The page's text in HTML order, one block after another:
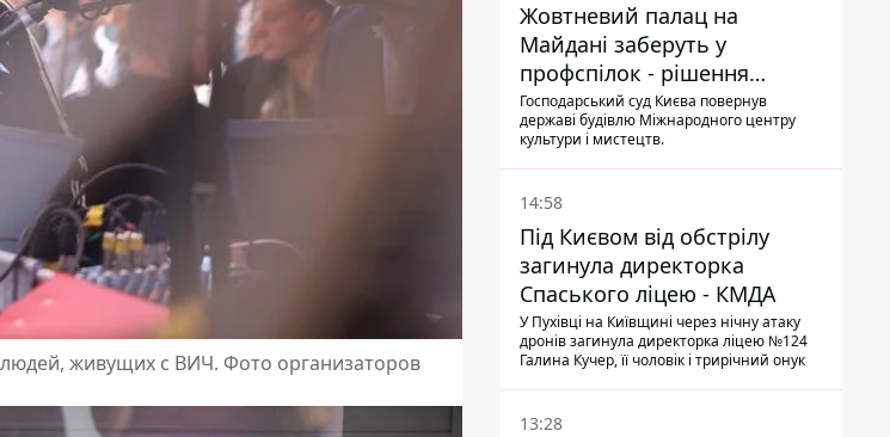
живущих с ВИЧ. Фото организаторов
Жовтневий палац на
Майдані заберуть у
профспілок - рішення
Господарського суду
Господарський суд Києва повернув
державі будівлю Міжнародного центру
культури і мистецтв.
14:58
Під Києвом від обстрілу
загинула директорка
Спаського ліцею - КМДА
У Пухівці на Київщині через нічну атаку
дронів загинула директорка ліцею №124
Галина Кучер, її чоловік і трирічний онук
13:28